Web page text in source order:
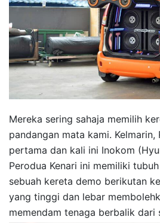
Mereka sering sahaja memilih
pandangan mata kami. Kelmarin,
pertama dan kali ini Inokom
Perodua Kenari ini memiliki
sebuah kereta demo berikutan
yang tinggi dan lebar
memendam tenaga berbalik dari